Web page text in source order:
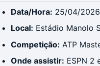
Data/Hora: 25/04/2026
Local: Estádio Manolo
Competição: ATP
Onde assistir: ESPN 2